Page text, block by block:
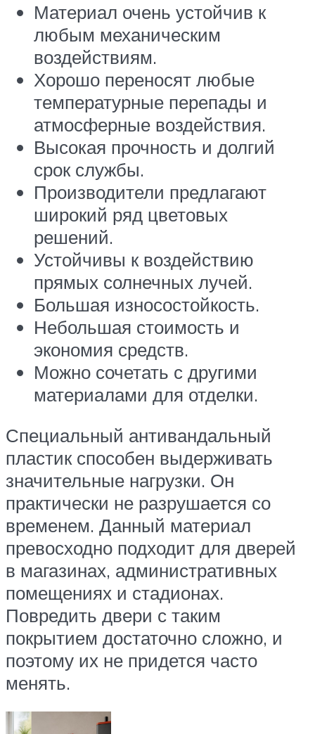
Материал очень устойчив к
любым механическим
воздействиям.
Хорошо переносят любые
температурные перепады и
атмосферные воздействия.
Высокая прочность и долгий
срок службы.
Производители предлагают
широкий ряд цветовых
решений.
Устойчивы к воздействию
прямых солнечных лучей.
Большая износостойкость.
Небольшая стоимость и
экономия средств.
Можно сочетать с другими
материалами для отделки.
Специальный антивандальный
пластик способен выдерживать
значительные нагрузки. Он
практически не разрушается со
временем. Данный материал
превосходно подходит для дверей
в магазинах, административных
помещениях и стадионах.
Повредить двери с таким
покрытием достаточно сложно, и
поэтому их не придется часто
менять.